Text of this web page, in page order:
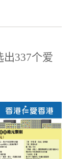
出337个爱